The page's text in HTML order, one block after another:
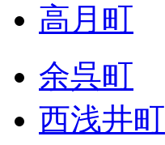
高月町
余呉町
西浅井町